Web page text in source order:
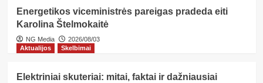
Energetikos viceministrės pareigas pradeda eiti
Karolina Štelmokaitė
NG Media
2026/08/03
Aktualijos
Skelbimai
Elektriniai skuteriai: mitai, faktai ir dažniausiai